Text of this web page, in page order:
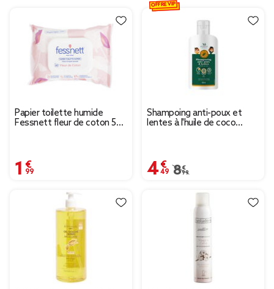
Papier toilette humide
Fessnett fleur de coton 50
1,99 €
Shampoing anti-poux et
lentes à l'huile de coco
4,49 €
Prix remisé de 8,99 €
8,99 €
OFFRE VIP